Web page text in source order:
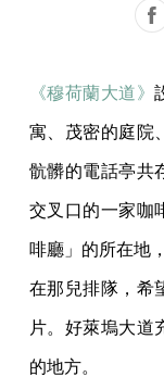
《穆荷蘭大道》
寓、茂密的庭院
骯髒的電話亭共
交叉口的一家咖
啡廳」的所在地
在那兒排隊，希
片。好萊塢大道
的地方。